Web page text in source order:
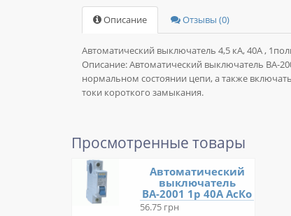
Описание Отзывы (0)
Автоматический выключатель 4,5 кА, 40А ,
Описание:Автоматический выключатель ВА-
нормальном состоянии цепи, а также
токи короткого замыкания.
Просмотренные товары
Автоматический
выключатель
ВА-2001 1р 40А АсКо
56.75 грн